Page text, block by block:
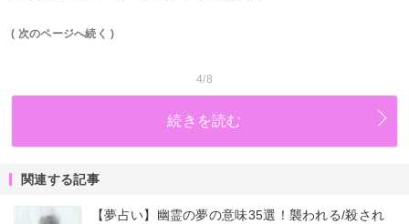
( 次のページへ続く )
4/8
続きを読む
関連する記事
【夢占い】幽霊の夢の意味35選！襲われる/殺され